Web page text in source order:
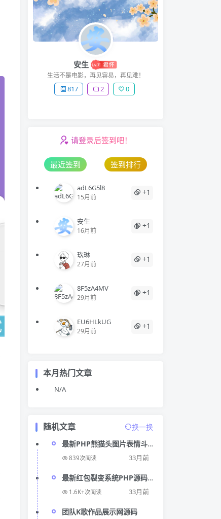
安生
生活不是电影，再见容易，再见难！
817 2 0
请登录后签到吧！
最近签到 签到排行
adL6G5l8
15月前
+1
安生
16月前
+1
玖琳
27月前
+1
8F5zA4MV
29月前
+1
EU6HLkUG
29月前
+1
本月热门文章
N/A
随机文章
换一换
最新PHP熊猫头图片表情斗
图生成源码
839次阅读 33月前
最新红包裂变系统PHP源码
和微信裂变引流系统源码
1.6K+次阅读 33月前
团队K歌作品展示网源码